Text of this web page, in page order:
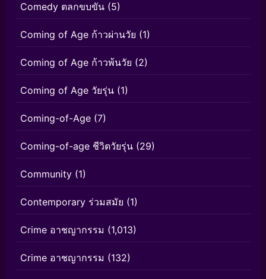
Comedy ตลกขบขัน (5)
Coming of Age ก้าวผ่านวัย (1)
Coming of Age ก้าวพ้นวัย (2)
Coming of Age วัยรุ่น (1)
Coming-of-Age (7)
Coming-of-age ชีวิตวัยรุ่น (29)
Community (1)
Contemporary ร่วมสมัย (1)
Crime อาชญากรรม (1,013)
Crime อาชญากรรม (132)